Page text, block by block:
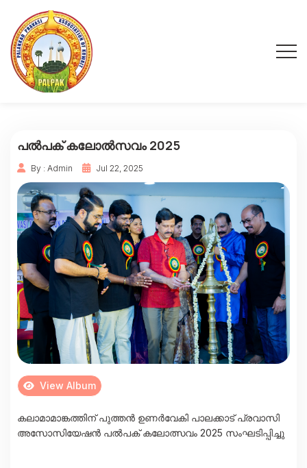
പൽപക് കലോൽസവം 2025
By : Admin Jul 22, 2025
View Album
കലാമാമാങ്കത്തിന് പുത്തൻ ഉണർവേകി പാലക്കാട് പ്രവാസി
അസോസിയേഷൻ പൽപക് കലോത്സവം 2025 സംഘടിപ്പിച്ചു